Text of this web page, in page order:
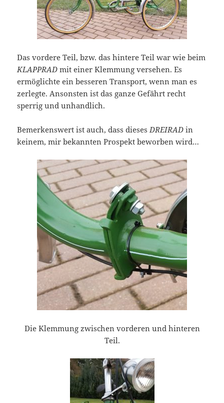
Das vordere Teil, bzw. das hintere Teil war wie beim
KLAPPRAD mit einer Klemmung versehen. Es
ermöglichte ein besseren Transport, wenn man es
zerlegte. Ansonsten ist das ganze Gefährt recht
sperrig und unhandlich.
Bemerkenswert ist auch, dass diesesDREIRADin
keinem, mir bekannten Prospekt beworben wird…
Die Klemmung zwischen vorderen und hinteren
Teil.